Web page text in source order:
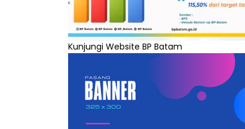
Kunjungi Website BP Batam